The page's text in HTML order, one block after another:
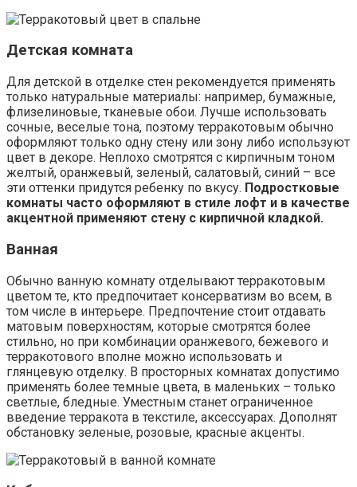
Детская комната
Для детской в отделке стен рекомендуется применять
только натуральные материалы: например, бумажные,
флизелиновые, тканевые обои. Лучше использовать
сочные, веселые тона, поэтому терракотовым обычно
оформляют только одну стену или зону либо используют
цвет в декоре. Неплохо смотрятся с кирпичным тоном
желтый, оранжевый, зеленый, салатовый, синий – все
эти оттенки придутся ребенку по вкусу. Подростковые
комнаты часто оформляют в стиле лофт и в качестве
акцентной применяют стену с кирпичной кладкой.
Ванная
Обычно ванную комнату отделывают терракотовым
цветом те, кто предпочитает консерватизм во всем, в
том числе в интерьере. Предпочтение стоит отдавать
матовым поверхностям, которые смотрятся более
стильно, но при комбинации оранжевого, бежевого и
терракотового вполне можно использовать и
глянцевую отделку. В просторных комнатах допустимо
применять более темные цвета, в маленьких – только
светлые, бледные. Уместным станет ограниченное
введение терракота в текстиле, аксессуарах. Дополнят
обстановку зеленые, розовые, красные акценты.